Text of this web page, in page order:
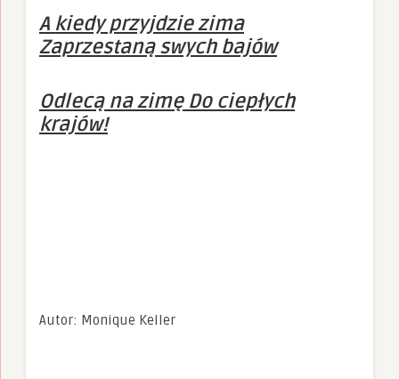
A kiedy przyjdzie zima
Zaprzestaną swych bajów
Odlecą na zimę Do ciepłych
krajów!
Autor: Monique Keller